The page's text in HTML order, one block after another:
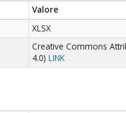
Valore
XLSX
Creative Commons
4.0) LINK